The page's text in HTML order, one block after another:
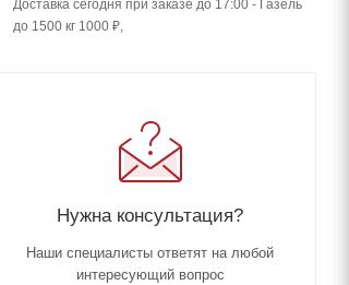
Доставка сегодня при заказе до 17:00 - Газель
до 1500 кг 1000 ₽,
Нужна консультация?
Наши специалисты ответят на любой
интересующий вопрос